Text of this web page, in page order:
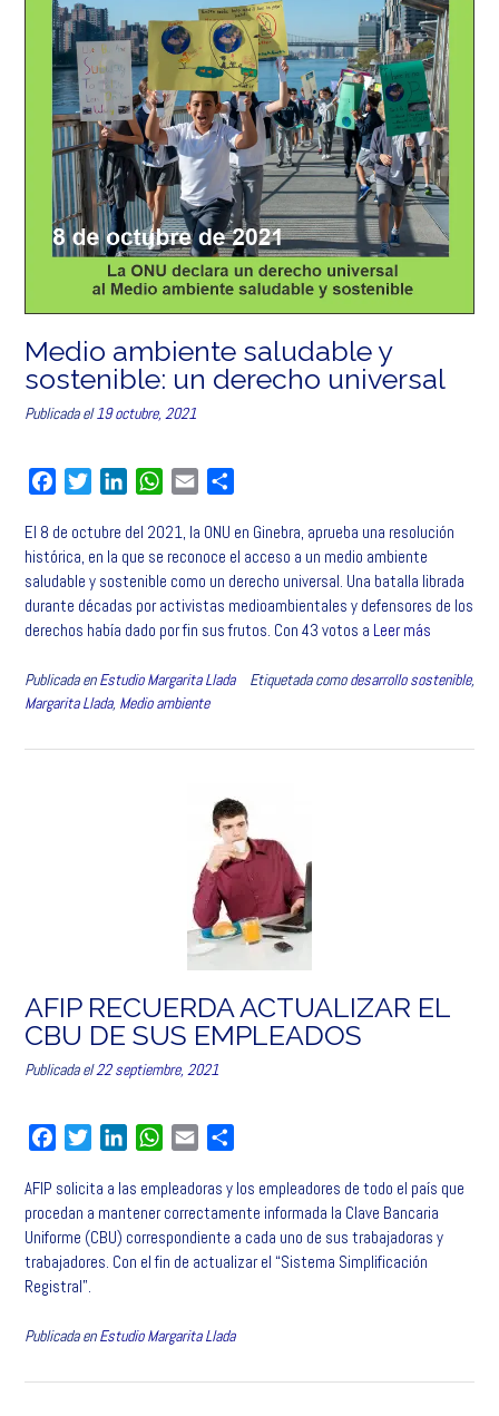
Medio ambiente saludable y
sostenible: un derecho universal
Publicada el 19 octubre, 2021
c
e
b
o
o
i
t
t
e
r
n
k
e
d
I
W
a
t
s
A
p
a
i
l
m
p
a
r
t
El 8 de octubre del 2021, la ONU en Ginebra, aprueba una resolución
histórica, en la que se reconoce el acceso a un medio ambiente
saludable y sostenible como un derecho universal. Una batalla librada
durante décadas por activistas medioambientales y defensores de los
derechos había dado por fin sus frutos. Con 43 votos a Leer más
Publicada enEstudio Margarita Llada Etiquetada comodesarrollo sostenible,
Margarita Llada, Medio ambiente
AFIP RECUERDA ACTUALIZAR EL
CBU DE SUS EMPLEADOS
Publicada el22 septiembre, 2021
c
e
b
o
o
i
t
t
e
n
k
e
d
W
a
t
s
A
a
i
l
m
p
a
r
AFIP solicita a las empleadoras y los empleadores de todo el país que
procedan a mantener correctamente informada la Clave Bancaria
Uniforme (CBU) correspondiente a cada uno de sus trabajadoras y
trabajadores. Con el fin de actualizar el “Sistema Simplificación
Registral”.
Publicada enEstudio Margarita Llada